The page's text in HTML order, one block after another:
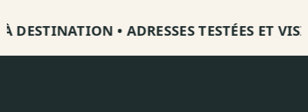
•ADRESSES TESTÉES ET